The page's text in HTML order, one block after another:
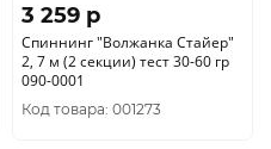
3 259 p
Спиннинг "Волжанка Стайер"
2, 7 м (2 секции) тест 30-60 гр
090-0001
Код товара: 001273